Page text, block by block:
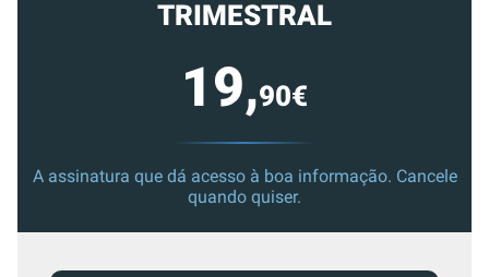
TRIMESTRAL
19,90€
A assinatura que dá acesso à boa informação. Cancele
quando quiser.